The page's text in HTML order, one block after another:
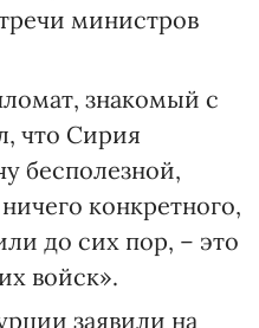
министров
знакомый с
что Сирия
бесполезной,
конкретного,
до сих пор, – это
войск».
заявили на